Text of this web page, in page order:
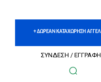
ΑΓΓΕΛΙΩΝ
+ ΔΩΡΕΑΝ ΚΑΤΑΧΩΡΗΣΗ
ΣΥΝΔΕΣΗ / ΕΓΓΡΑΦΗ